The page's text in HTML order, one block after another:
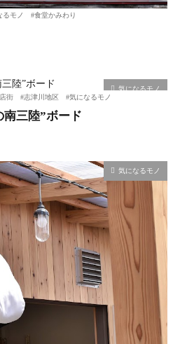
るモノ #食堂かみわり
気になるモノ
街 #志津川地区 #気になるモノ
三陸”ボード
気になるモノ